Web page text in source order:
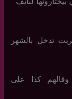
تدخل بالشهر
كذا على